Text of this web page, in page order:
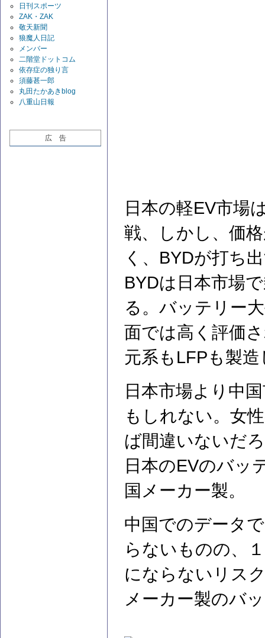
日刊スポーツ
ZAK・ZAK
敬天新聞
狼魔人日記
メンバー
二階堂ドットコム
依存症の独り言
須藤甚一郎
丸田たかあきblog
八重山日報
広 告
日本の軽EV市場
戦、しかし、価
く、BYDが打ち
BYDは日本市場
る。バッテリー
面では高く評価
元系もLFPも製
日本市場より中
もしれない。女
ば間違いないだ
日本のEVのバッ
国メーカー製。
中国でのデータ
らないものの、
にならないリス
メーカー製のバ